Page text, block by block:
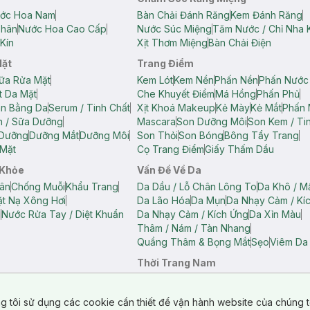
Hoa Nam
Nước Hoa Cao Cấp
Bàn Chải Đánh RăngKem Đánh Răng
Nước Súc MiệngTăm Nước / Chỉ Nha
Xịt Thơm MiệngBàn Chải Điện
Rửa Mặt
Da Mặt
Bằng DaSerum / Tinh Chất
/ Sữa Dưỡng
Dưỡng MắtDưỡng Môi
Trang Điểm
Kem LótKem NềnPhấn NềnPhấn
Che Khuyết ĐiểmMá HồngPhấn Phủ
Xịt Khoá MakeupKẻ MàyKẻ MắtPhấn
MascaraSon Dưỡng MôiSon Kem /
Son ThỏiSon BóngBông Tẩy Trang
Cọ Trang ĐiểmGiấy Thấm Dầu
Chống MuỗiKhẩu Trang
Nạ Xông Hơi
Nước Rửa Tay / Diệt Khuẩn
Vấn Đề Về Da
Da Dầu / Lỗ Chân Lông ToDa Khô /
Da Lão HóaDa MụnDa Nhạy Cảm /
Da Nhạy Cảm / Kích ỨngDa Xỉn Màu
Thâm / Nám / Tàn Nhang
Quầng Thâm & Bọng MắtSẹoViêm
Short Nữ
Thời Trang Nam
tôi sử dụng các cookie cần thiết để vận hành website của